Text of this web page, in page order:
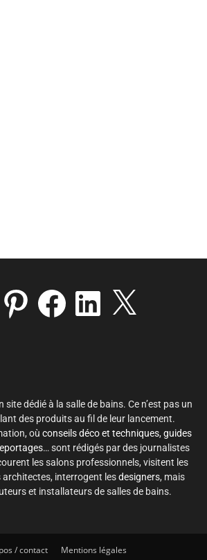
Pinterest FacebookLinkedIn
dédié à la salle de bains. Ce n’est pas un
des produits au fil de leur lancement.
où conseils déco et techniques, guides
… sont rédigés par des journalistes
les salons professionnels, visitent les
architectes, interrogent lesdesigners, mais
et installateurs de salles de bains.
/ contact Mentions légales